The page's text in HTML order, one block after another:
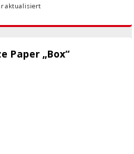
aktualisiert
Paper „Box“